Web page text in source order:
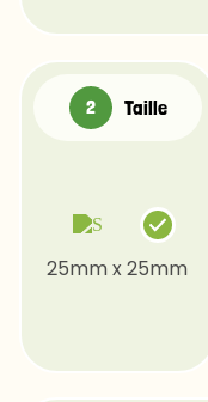
Taille
25mm x 25mm